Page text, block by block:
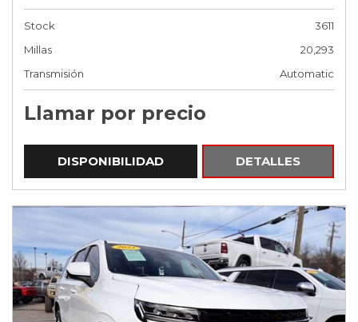
Stock
3611
Millas
20,293
Transmisión
Automatic
Llamar por precio
DISPONIBILIDAD DETALLES